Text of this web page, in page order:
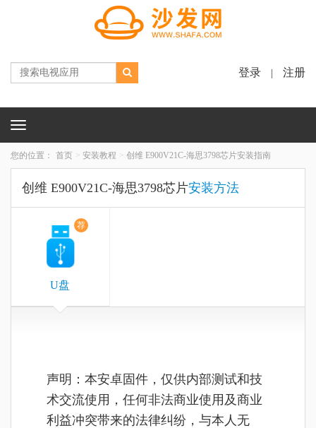
登录 注册
Toggle
您的位置： 首页 安装教程 创维 E900V21C-海思3798芯片安装指南
创维 E900V21C-海思3798芯片安装方法
荐
U盘
声明：本安卓固件，仅供内部测试和技
术交流使用，任何非法商业使用及商业
利益冲突带来的法律纠纷，与本人无